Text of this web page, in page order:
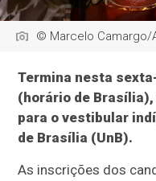
© Marcelo Camargo/
Termina nesta
(horário de
para o vestibular
de Brasília (UnB).
As inscrições dos